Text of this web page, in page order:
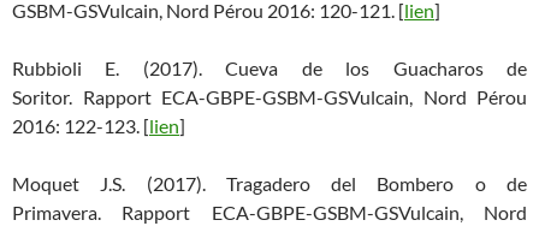
GSBM-GSVulcain, Nord Pérou 2016: 120-121. [lien]
Rubbioli E. (2017). Cueva de los Guacharos de
Soritor. Rapport ECA-GBPE-GSBM-GSVulcain, Nord Pérou
2016: 122-123. [lien]
Moquet J.S. (2017). Tragadero del Bombero o de
Primavera. Rapport ECA-GBPE-GSBM-GSVulcain, Nord